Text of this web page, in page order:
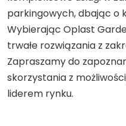
parkingowych, dbając o
Wybierając Oplast
trwałe rozwiązania z
Zapraszamy do
skorzystania z
liderem rynku.